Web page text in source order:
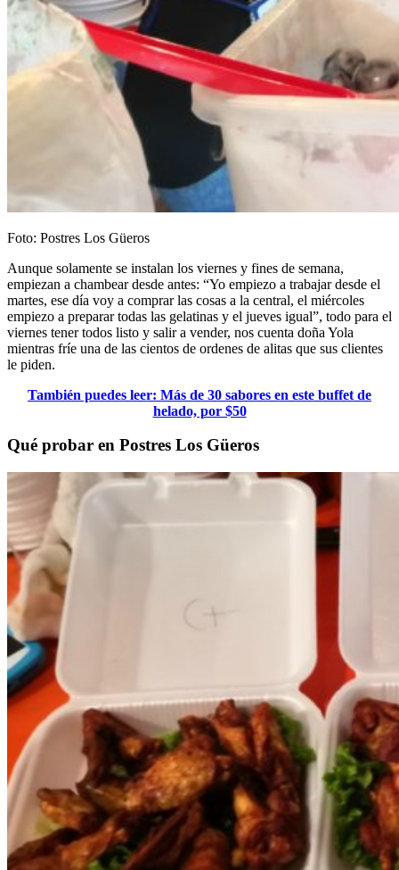
Foto: Postres Los Güeros
Aunque solamente se instalan los viernes y fines de semana,
empiezan a chambear desde antes: “Yo empiezo a trabajar desde el
martes, ese día voy a comprar las cosas a la central, el miércoles
empiezo a preparar todas las gelatinas y el jueves igual”, todo para el
viernes tener todos listo y salir a vender, nos cuenta doña Yola
mientras fríe una de las cientos de ordenes de alitas que sus clientes
le piden.
También puedes leer: Más de 30 sabores en este buffet de
helado, por $50
Qué probar en Postres Los Güeros